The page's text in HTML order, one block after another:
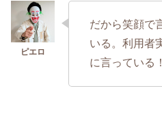
だから笑顔で
いる。利用者
に言っている！